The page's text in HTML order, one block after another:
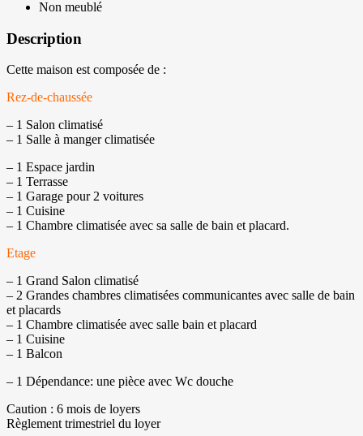
Non meublé
Description
Cette maison est composée de :
Rez-de-chaussée
– 1 Salon climatisé
– 1 Salle à manger climatisée
– 1 Espace jardin
– 1 Terrasse
– 1 Garage pour 2 voitures
– 1 Cuisine
– 1 Chambre climatisée avec sa salle de bain et placard.
Etage
– 1 Grand Salon climatisé
– 2 Grandes chambres climatisées communicantes avec salle de bain
et placards
– 1 Chambre climatisée avec salle bain et placard
– 1 Cuisine
– 1 Balcon
– 1 Dépendance: une pièce avec Wc douche
Caution : 6 mois de loyers
Règlement trimestriel du loyer